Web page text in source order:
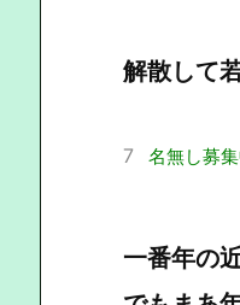
解散して
7 名無し募集
一番年の